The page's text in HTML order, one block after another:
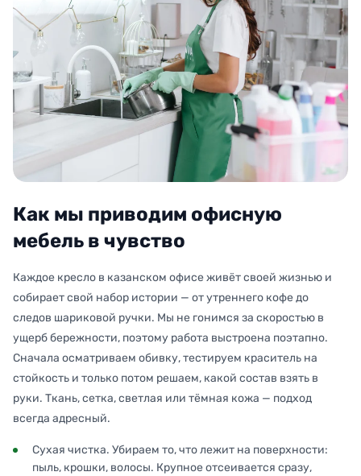
Как мы приводим офисную
мебель в чувство
Каждое кресло в казанском офисе живёт своей жизнью и
собирает свой набор истории — от утреннего кофе до
следов шариковой ручки. Мы не гонимся за скоростью в
ущерб бережности, поэтому работа выстроена поэтапно.
Сначала осматриваем обивку, тестируем краситель на
стойкость и только потом решаем, какой состав взять в
руки. Ткань, сетка, светлая или тёмная кожа — подход
всегда адресный.
Сухая чистка. Убираем то, что лежит на поверхности:
пыль, крошки, волосы. Крупное отсеивается сразу,